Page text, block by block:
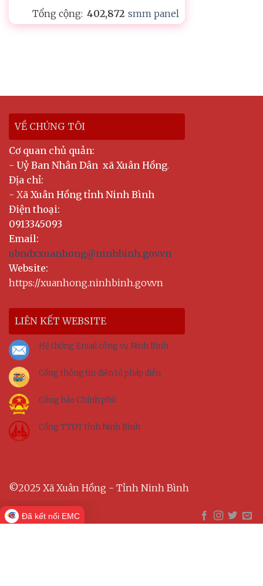
Tổng cộng: 402,872 smm panel
VỀ CHÚNG TÔI
Cơ quan chủ quản:
- Uỷ Ban Nhân Dân xã Xuân Hồng.
Địa chỉ:
- Xã Xuân Hồng tỉnh Ninh Bình
Điện thoại:
0913345093
Email:
ubndxxuanhong@ninhbinh.gov.vn
Website:
https://xuanhong.ninhbinh.gov.vn
LIÊN KẾT WEBSITE
Hệ thống Email công vụ Ninh Bình
Cổng thông tin điện tử pháp điển
Công báo Chính phủ
Cổng TTĐT tỉnh Ninh Bình
©2025 Xã Xuân Hồng - Tỉnh Ninh Bình
Đã kết nối EMC